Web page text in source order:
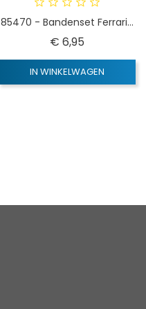
85470 - Bandenset Ferrari...
€ 6,95Prijs
IN WINKELWAGEN